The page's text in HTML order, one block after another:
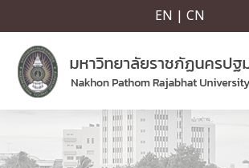
EN | CN